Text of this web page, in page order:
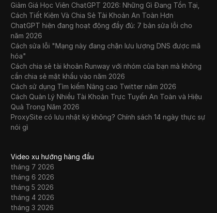
Giảm Giá Học Viên ChatGPT 2026: Những Gì Đang Tồn Tại,
Cách Tiết Kiệm Và Chia Sẻ Tài Khoản An Toàn Hơn
ChatGPT hiện đang hoạt động đầy đủ: 7 bản sửa lỗi cho
năm 2026
Cách sửa lỗi "Mạng này đang chặn lưu lượng DNS được mã
hóa"
Cách chia sẻ tài khoản Runway với nhóm của bạn mà không
cần chia sẻ mật khẩu vào năm 2026
Cách sử dụng Tìm kiếm Nâng cao Twitter năm 2026
Cách Quản Lý Nhiều Tài Khoản Trực Tuyến An Toàn và Hiệu
Quả Trong Năm 2026
ProxySite có lưu nhật ký không? Chính sách 14 ngày thực sự
nói gì
Video xu hướng hàng đầu
tháng 7 2026
tháng 6 2026
tháng 5 2026
tháng 4 2026
tháng 3 2026